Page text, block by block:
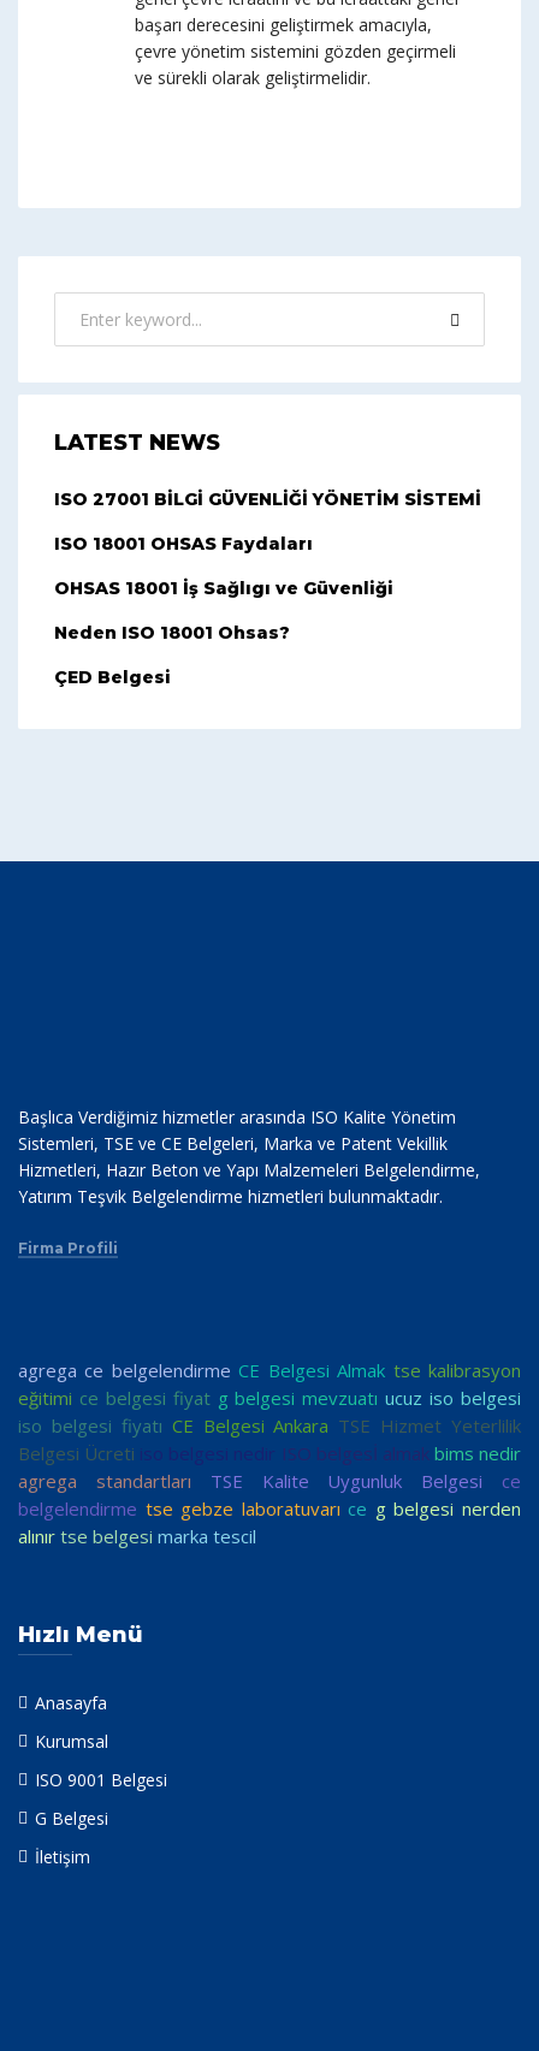
başarı derecesini geliştirmek amacıyla,
çevre yönetim sistemini gözden geçirmeli
ve sürekli olarak geliştirmelidir.
LATEST NEWS
ISO 27001 BİLGİ GÜVENLİĞİ YÖNETİM SİSTEMİ
ISO 18001 OHSAS Faydaları
OHSAS 18001 İş Sağlıgı ve Güvenliği
Neden ISO 18001 Ohsas?
ÇED Belgesi
Başlıca Verdiğimiz hizmetler arasında ISO Kalite Yönetim
Sistemleri, TSE ve CE Belgeleri, Marka ve Patent Vekillik
Hizmetleri, Hazır Beton ve Yapı Malzemeleri Belgelendirme,
Yatırım Teşvik Belgelendirme hizmetleri bulunmaktadır.
Firma Profili
agrega ce belgelendirme CE Belgesi Almak tse kalibrasyon
eğitimi ce belgesi fiyat g belgesi mevzuatı ucuz iso belgesi
iso belgesi fiyatı CE Belgesi Ankara TSE Hizmet Yeterlilik
Belgesi Ücreti iso belgesi nedir ISO belgesİ almak bims nedir
agrega standartları
TSE Kalite Uygunluk Belgesi
ce
belgelendirme tse gebze laboratuvarı ce g belgesi nerden
alınır tse belgesi marka tescil
Hızlı Menü
Anasayfa
Kurumsal
ISO 9001 Belgesi
G Belgesi
İletişim